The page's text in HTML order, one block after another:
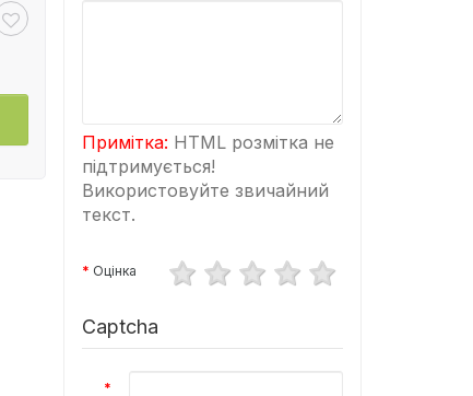
Примітка: HTML розмітка не
підтримується!
Використовуйте звичайний
текст.
Оцінка
Captcha